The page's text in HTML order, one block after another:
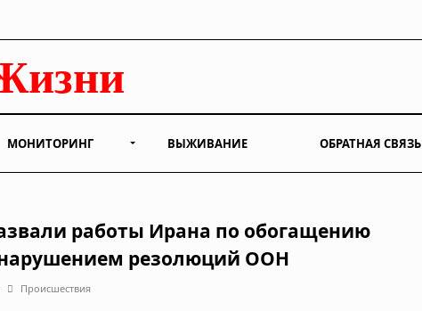
МОНИТОРИНГ ВЫЖИВАНИЕ ОБРАТНАЯ СВЯЗЬ
работы Ирана по обогащению
резолюций ООН
Происшествия